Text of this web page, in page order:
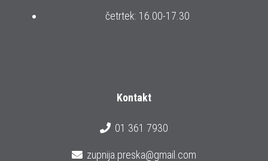
četrtek: 16.00-17.30
Kontakt
01 361 7930
zupnija.preska@gmail.com